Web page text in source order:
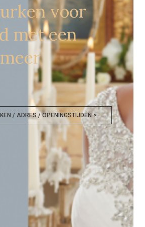
voor
met een
/ ADRES / OPENINGSTIJDEN >